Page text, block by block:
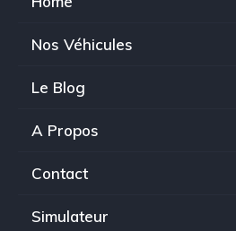
Nos Véhicules
Le Blog
A Propos
Contact
Simulateur